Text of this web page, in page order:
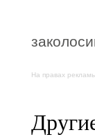
На правах